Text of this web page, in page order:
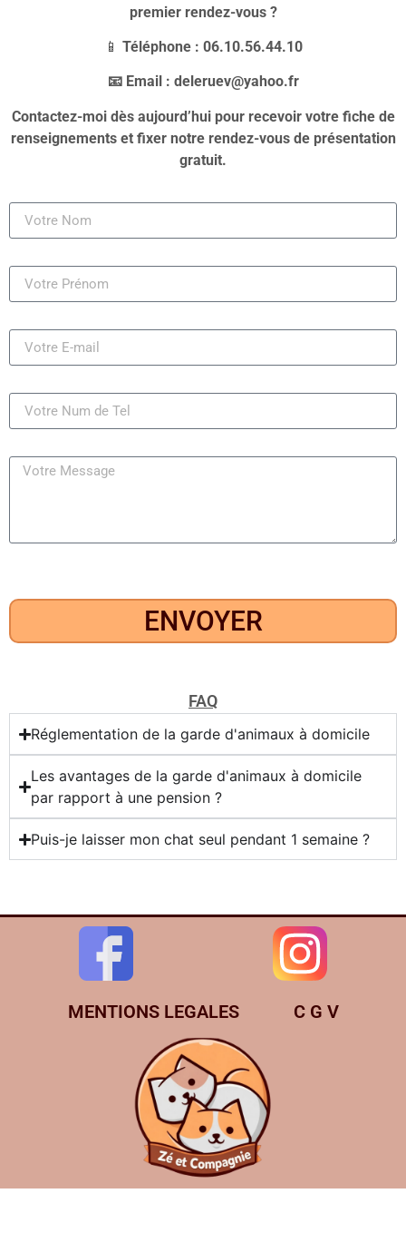
premier rendez-vous ?
📱 Téléphone : 06.10.56.44.10
📧 Email : deleruev@yahoo.fr
Contactez-moi dès aujourd’hui pour recevoir votre fiche de
renseignements et fixer notre rendez-vous de présentation
gratuit.
ENVOYER
FAQ
Réglementation de la garde d'animaux à domicile
Les avantages de la garde d'animaux à domicile
par rapport à une pension ?
Puis-je laisser mon chat seul pendant 1 semaine ?
MENTIONS LEGALES C G V